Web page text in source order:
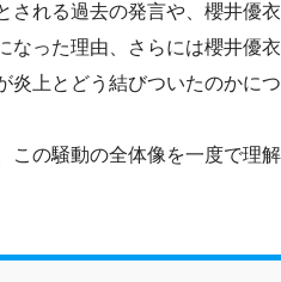
される過去の発言や、櫻井優衣
なった理由、さらには櫻井優衣
炎上とどう結びついたのかにつ
この騒動の全体像を一度で理解